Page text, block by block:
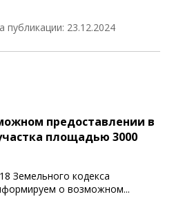
публикации: 23.12.2024
предоставлении в
площадью 3000
Земельного кодекса
о возможном...